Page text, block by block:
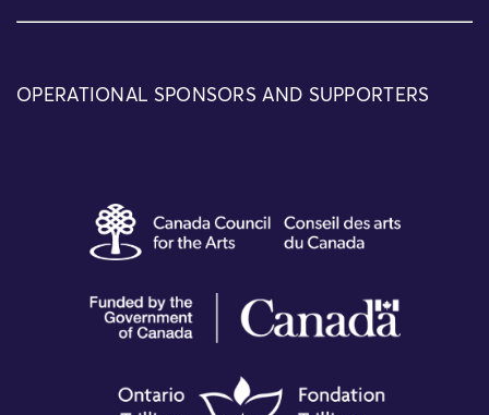
OPERATIONAL SPONSORS AND SUPPORTERS